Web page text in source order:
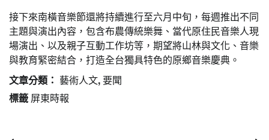
接下來南橫音樂節還將持續進行至六月中旬，每週推出不同
主題與演出內容，包含布農傳統樂舞、當代原住民音樂人現
場演出、以及親子互動工作坊等，期望將山林與文化、音樂
與教育緊密結合，打造全台獨具特色的原鄉音樂慶典。
文章分類： 藝術人文,要聞
標籤 屏東時報